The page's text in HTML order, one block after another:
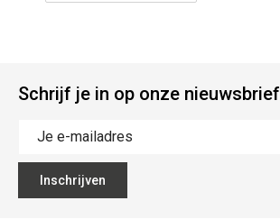
Schrijf je in op onze nieuwsbrief
Inschrijven